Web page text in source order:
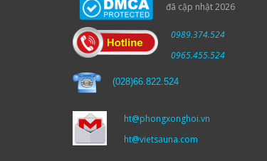
đã cập nhật 2026
0989.374.524
0965.455.524
(028)66.822.524
ht@phongxonghoi.vn
ht@vietsauna.com